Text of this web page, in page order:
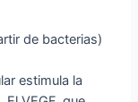
de bacterias)
estimula la